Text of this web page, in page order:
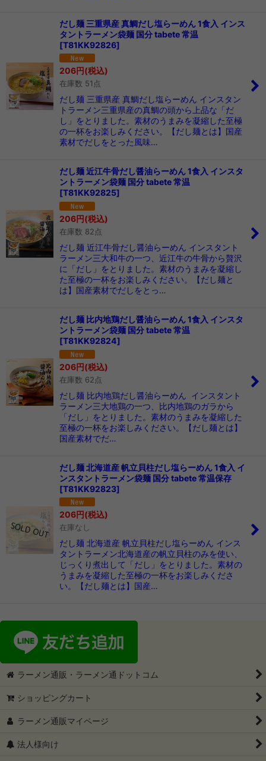
だし麺 三重県産 真鯛だし塩らーめん 1食入 インス
タントラーメン袋麺 国分 tabete 常温
[T81KK92826]
206円(税込)
在庫数 51点
だし麺 三重県産 真鯛だし塩らーめん インスタン
トラーメン三重県産の真鯛の頭から上品な「だ
し」をとりました。素材のうまみを凝縮した至極
の一杯をお楽しみください。【だし麺とは】国産
素材でだしをとった風味…
だし麺 近江牛骨だし醤油らーめん 1食入 インスタ
ントラーメン袋麺 国分 tabete 常温
[T81KK92825]
206円(税込)
在庫数 82点
だし麺 近江牛骨だし醤油らーめん インスタント
ラーメン三大和牛の一つ、近江牛の牛骨から贅沢
に「だし」をとりました。素材のうまみを凝縮し
た至極の一杯をお楽しみください。【だし麺と
は】国産素材でだしをとっ…
だし麺 比内地鶏だし醤油らーめん 1食入 インスタ
ントラーメン袋麺 国分 tabete 常温
[T81KK92824]
206円(税込)
在庫数 62点
だし麺 比内地鶏だし醤油らーめん インスタント
ラーメン三大地鶏の一つ、比内地鶏のガラから
「だし」をとりました。素材のうまみを凝縮した
至極の一杯をお楽しみください。【だし麺とは】
国産素材でだ…
だし麺 北海道産 帆立貝柱だし塩らーめん 1食入 イ
ンスタントラーメン袋麺 国分 tabete 常温保存
[T81KK92823]
206円(税込)
在庫なし
だし麺 北海道産 帆立貝柱だし塩らーめん インス
タントラーメン北海道産の帆立貝柱のみを使い、
じっくり煮出して「だし」をとりました。素材の
うまみを凝縮した至極の一杯をお楽しみくださ
い。【だし麺とは】国産…
ラーメン通販・ラーメン通ドットコム
ショッピングカート
ラーメン通販マイページ
法人様向け